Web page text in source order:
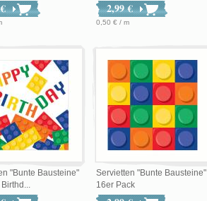
2,99 €
0,50 € / m
"Bunte Bausteine"
Servietten "Bunte Bausteine"
16er Pack